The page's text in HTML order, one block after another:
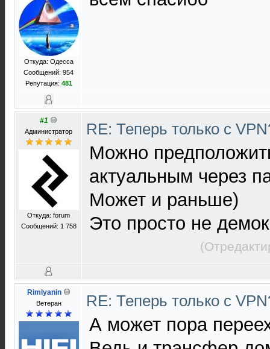
Откуда: Одесса
Сообщений: 954
Репутация: 481
#1
Администратор
Откуда: forum
Сообщений: 1 758
RE: Теперь только с
Можно
актуальным через
Может и раньше)
Это просто не
Rimlyanin
Ветеран RE: Теперь только с
А может пора